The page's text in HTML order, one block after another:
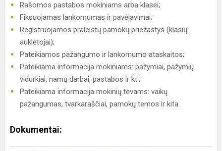
Rašomos pastabos mokiniams arba klasei;
Fiksuojamas lankomumas ir pavėlavimai;
Registruojamos praleistų pamokų priežastys (klasių
auklėtojai);
Pateikiamos pažangumo ir lankomumo ataskaitos;
Pateikiama informacija mokiniams: pažymiai, pažymių
vidurkiai, namų darbai, pastabos ir kt.;
Pateikiama informacija mokinių tėvams: vaikų
pažangumas, tvarkaraščiai, pamokų temos ir kita.
Dokumentai: